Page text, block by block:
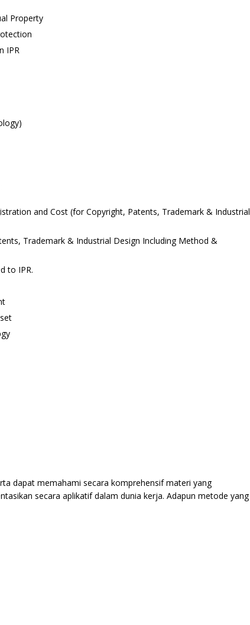
Property
IPR
and Cost (for Copyright, Patents, Trademark & Industrial
Trademark & Industrial Design Including Method &
to IPR.
dapat memahami secara komprehensif materi yang
secara aplikatif dalam dunia kerja. Adapun metode yang